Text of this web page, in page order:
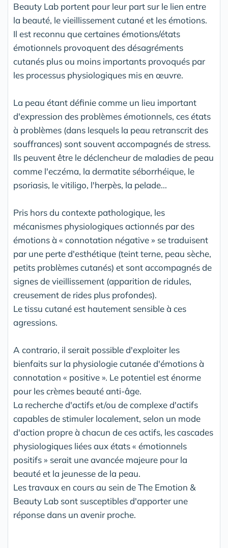
Beauty Lab portent pour leur part sur le lien entre
la beauté, le vieillissement cutané et les émotions.
Il est reconnu que certaines émotions/états
émotionnels provoquent des désagréments
cutanés plus ou moins importants provoqués par
les processus physiologiques mis en œuvre.
La peau étant définie comme un lieu important
d'expression des problèmes émotionnels, ces états
à problèmes (dans lesquels la peau retranscrit des
souffrances) sont souvent accompagnés de stress.
Ils peuvent être le déclencheur de maladies de peau
comme l'eczéma, la dermatite séborrhéique, le
psoriasis, le vitiligo, l'herpès, la pelade...
Pris hors du contexte pathologique, les
mécanismes physiologiques actionnés par des
émotions à « connotation négative » se traduisent
par une perte d'esthétique (teint terne, peau sèche,
petits problèmes cutanés) et sont accompagnés de
signes de vieillissement (apparition de ridules,
creusement de rides plus profondes).
Le tissu cutané est hautement sensible à ces
agressions.
A contrario, il serait possible d'exploiter les
bienfaits sur la physiologie cutanée d'émotions à
connotation « positive ». Le potentiel est énorme
pour les crèmes beauté anti-âge.
La recherche d'actifs et/ou de complexe d'actifs
capables de stimuler localement, selon un mode
d'action propre à chacun de ces actifs, les cascades
physiologiques liées aux états « émotionnels
positifs » serait une avancée majeure pour la
beauté et la jeunesse de la peau.
Les travaux en cours au sein de The Emotion &
Beauty Lab sont susceptibles d'apporter une
réponse dans un avenir proche.